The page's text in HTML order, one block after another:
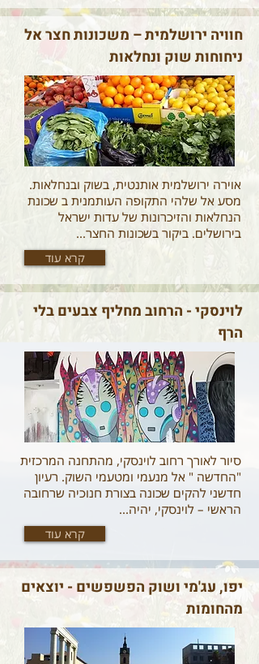
חוויה ירושלמית – משכונות חצר אל
ניחוחות שוק ונחלאות
אוירה ירושלמית אותנטית, בשוק ובנחלאות.
מסע אל שלהי התקופה העותמנית ב שכונת
הנחלאות והזיכרונות של עדות ישראל
בירושלים. ביקור בשכונות החצר...
קרא עוד
לוינסקי - הרחוב מחליף צבעים בלי
הרף
סיור לאורך רחוב לוינסקי, מהתחנה המרכזית
"החדשה " אל מנעמי ומטעמי השוק. רעיון
חדשני להקים שכונה בצורת חנוכיה שרחובה
הראשי – לוינסקי, יהיה...
קרא עוד
יפו, עג'מי ושוק הפשפשים - יוצאים
מהחומות